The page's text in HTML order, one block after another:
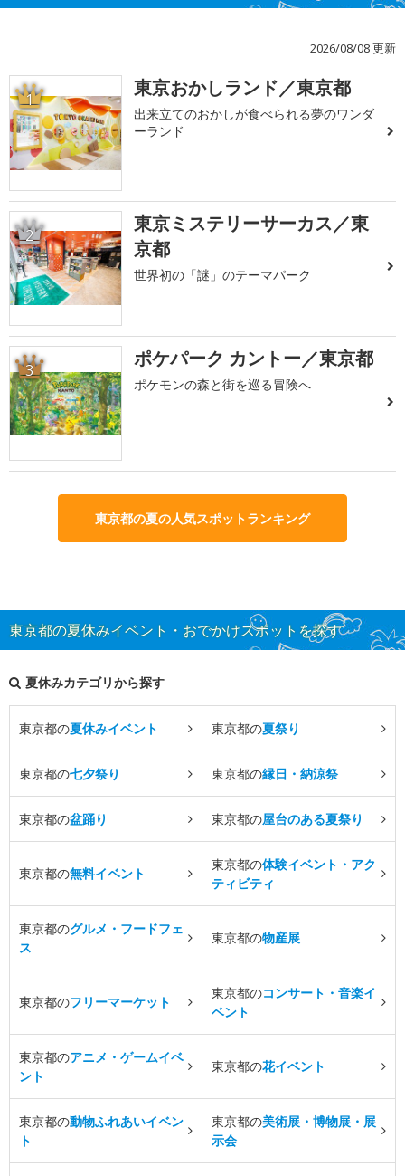
2026/08/08 更新
1 東京おかしランド／東京都
出来立てのおかしが食べられる夢のワンダ
ーランド
2
東京ミステリーサーカス／東
京都
世界初の「謎」のテーマパーク
3 ポケパーク カントー／東京都
ポケモンの森と街を巡る冒険へ
東京都の夏の人気スポットランキング
東京都の夏休みイベント・おでかけスポットを探す
夏休みカテゴリから探す
東京都の夏休みイベント 東京都の夏祭り
東京都の七夕祭り 東京都の縁日・納涼祭
東京都の盆踊り 東京都の屋台のある夏祭り
東京都の無料イベント
東京都の体験イベント・アク
ティビティ
東京都のグルメ・フードフェ
ス
東京都の物産展
東京都のフリーマーケット
東京都のコンサート・音楽イ
ベント
東京都のアニメ・ゲームイベ
ント
東京都の花イベント
東京都の動物ふれあいイベン
ト
東京都の美術展・博物展・展
示会